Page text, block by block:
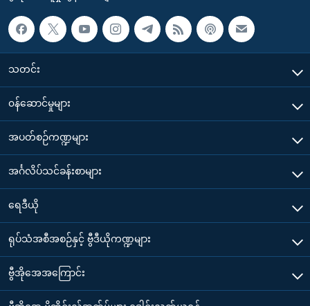
သတင်း
၀န်ဆောင်မှုများ
အပတ်စဉ်ကဏ္ဍများ
အင်္ဂလိပ်သင်ခန်းစာများ
ရေဒီယို
ရုပ်သံအစီအစဉ်နှင့် ဗွီဒီယိုကဏ္ဍများ
ဗွီအိုအေအကြောင်း